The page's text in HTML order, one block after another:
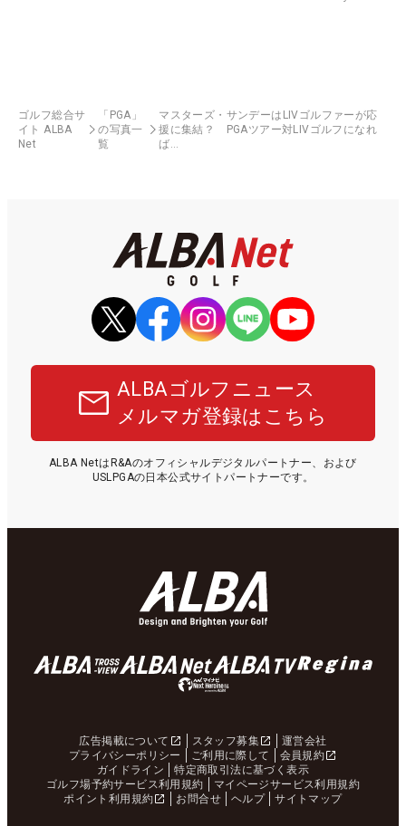
ゴルフ総合サ
イト ALBA
Net
「PGA」
の写真一
覧
マスターズ・サンデーはLIVゴルファーが応
援に集結？ PGAツアー対LIVゴルフになれ
ば…
ALBAゴルフニュース
メルマガ登録はこちら
ALBA NetはR&Aのオフィシャルデジタルパートナー、および
USLPGAの日本公式サイトパートナーです。
広告掲載について スタッフ募集
運営会社
プライバシーポリシー
ご利用に際して
会員規約
ガイドライン
特定商取引法に基づく表示
ゴルフ場予約サービス利用規約
マイページサービス利用規約
ポイント利用規約
お問合せ ヘルプ サイトマップ